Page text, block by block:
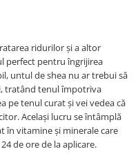
ridurilor și a altor
perfect pentru îngrijirea
untul de shea nu ar trebui să
tratând tenul împotriva
pe tenul curat și vei vedea că
Același lucru se întâmplă
în vitamine și minerale care
de ore de la aplicare.